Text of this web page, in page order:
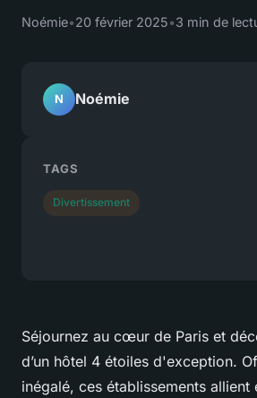
Noémie•20 février 2025•3 min de
Séjournez au cœur de Paris et
d’un hôtel 4 étoiles d'exception.
inégalé, ces établissements allient
N Noémie
TAGS
Divertissement